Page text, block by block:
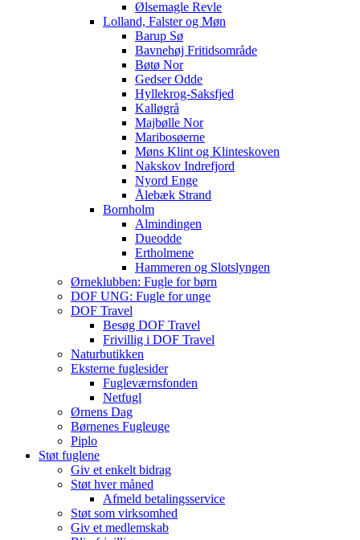
Ølsemagle Revle
Lolland, Falster og Møn
Barup Sø
Bavnehøj Fritidsområde
Bøtø Nor
Gedser Odde
Hyllekrog-Saksfjed
Kalløgrå
Majbølle Nor
Maribosøerne
Møns Klint og Klinteskoven
Nakskov Indrefjord
Nyord Enge
Ålebæk Strand
Bornholm
Almindingen
Dueodde
Ertholmene
Hammeren og Slotslyngen
Ørneklubben: Fugle for børn
DOF UNG: Fugle for unge
DOF Travel
Besøg DOF Travel
Frivillig i DOF Travel
Naturbutikken
Eksterne fuglesider
Fugleværnsfonden
Netfugl
Ørnens Dag
Børnenes Fugleuge
Piplo
Støt fuglene
Giv et enkelt bidrag
Støt hver måned
Afmeld betalingsservice
Støt som virksomhed
Giv et medlemskab